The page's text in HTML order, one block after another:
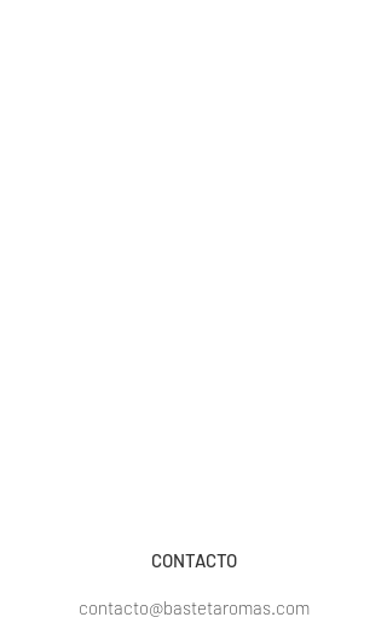
contacto@bastetaromas.com
CONTACTO